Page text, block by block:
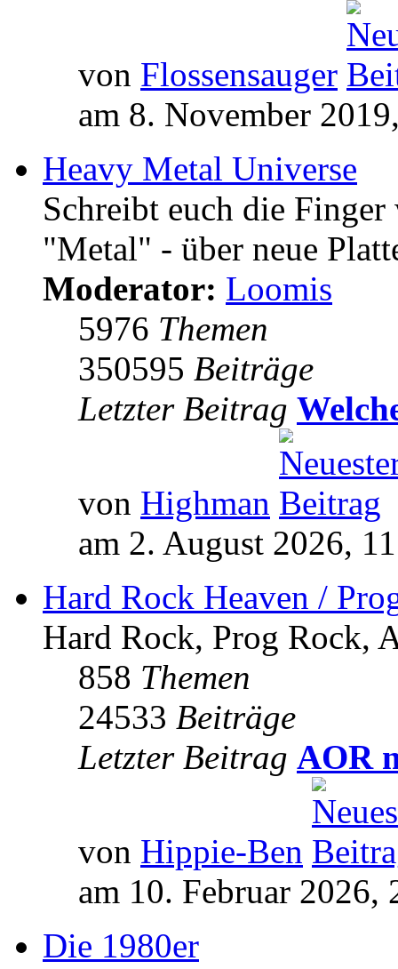
von Flossensauger
am 8. November
Heavy Metal Universe
Schreibt euch die
"Metal" - über neue
Moderator: Loomis
5976 Themen
350595 Beiträge
Letzter Beitrag
von Highman
am 2. August 2026,
Hard Rock Heaven /
Hard Rock, Prog Rock,
858 Themen
24533 Beiträge
Letzter Beitrag AOR
von Hippie-Ben
am 10. Februar 2026,
Die 1980er